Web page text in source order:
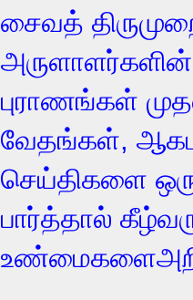
சைவத்
புராணங்கள்
வேதங்கள்,
செய்திகளை
பார்த்தால்